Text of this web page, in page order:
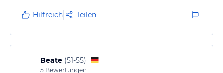
Hilfreich Teilen
Beate (51-55)
5 Bewertungen